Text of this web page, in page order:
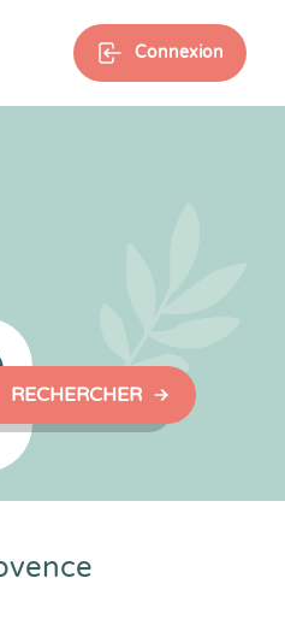
Connexion
RECHERCHER